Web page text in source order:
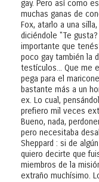
gay. Pero así como
muchas ganas de
Fox, atarlo a una
diciéndole "Te
importante que
poco gay también la
testículos... Que me
pega para el
bastante más a un
ex. Lo cual,
prefiero mil veces
Bueno, nada,
pero necesitaba
Sheppard : si de
quiero decirte que
miembros de la
extraño muchísimo.